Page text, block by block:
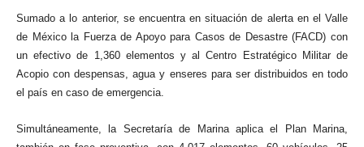
Sumado a lo anterior, se encuentra en situación de alerta en el Valle
de México la Fuerza de Apoyo para Casos de Desastre (FACD) con
un efectivo de 1,360 elementos y al Centro Estratégico Militar de
Acopio con despensas, agua y enseres para ser distribuidos en todo
el país en caso de emergencia.
Simultáneamente, la Secretaría de Marina aplica el Plan Marina,